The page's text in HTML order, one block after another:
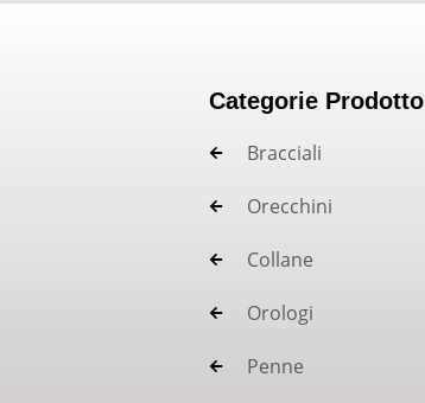
Categorie Prodotto
Bracciali
Orecchini
Collane
Orologi
Penne